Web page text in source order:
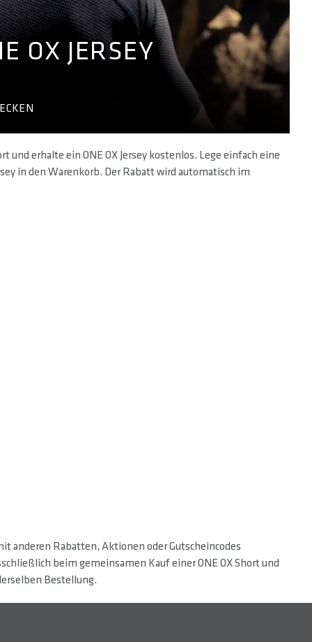
OX JERSEY
und erhalte ein ONE OX Jersey kostenlos. Lege einfach eine
in den Warenkorb. Der Rabatt wird automatisch im
anderen Rabatten, Aktionen oder Gutscheincodes
beim gemeinsamen Kauf einer ONE OX Short und
Bestellung.